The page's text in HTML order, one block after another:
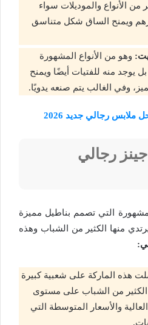
من الأنواع والموديلات سواء
ويمنح الساق شكل متناسق
وهو من الأنواع المشهورة
يوجد منه للفتيات أيضًا ويمنح
وفي الغالب يتم صنعه يدويًا.
رجالي
التي تصمم بناطيل مميزة
منها الكثير من الشباب وهذه
هذه الماركة على شعبية كبيرة
الكثير من الشباب على مستوى
العالية والأسعار المتوسطة التي